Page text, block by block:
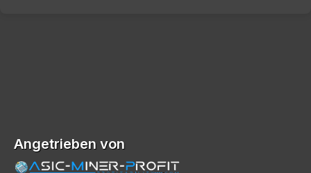
Angetrieben von